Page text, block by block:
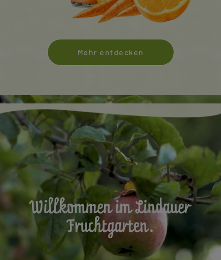
Mehr entdecken
Willkommen im Lindauer
Fruchtgarten.